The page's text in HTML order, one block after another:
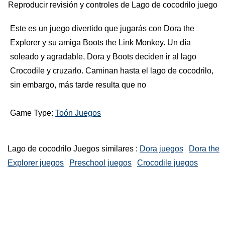
Reproducir revisión y controles de Lago de cocodrilo juego
Este es un juego divertido que jugarás con Dora the
Explorer y su amiga Boots the Link Monkey. Un día
soleado y agradable, Dora y Boots deciden ir al lago
Crocodile y cruzarlo. Caminan hasta el lago de cocodrilo,
sin embargo, más tarde resulta que no
Game Type: Toón Juegos
Lago de cocodrilo Juegos similares : Dora juegos
Dora the
Explorer juegos
Preschool juegos Crocodile juegos